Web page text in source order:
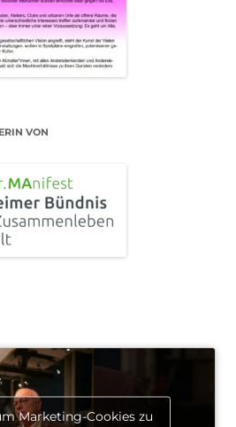
VON
Marketing-Cookies zu